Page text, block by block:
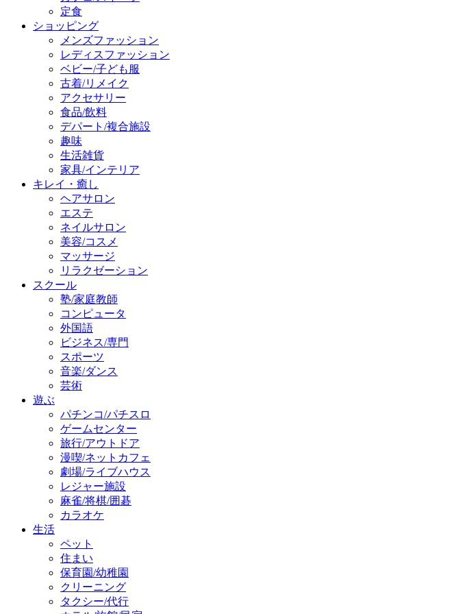
定食
ショッピング
メンズファッション
レディスファッション
ベビー/子ども服
古着/リメイク
アクセサリー
食品/飲料
デパート/複合施設
趣味
生活雑貨
家具/インテリア
キレイ・癒し
ヘアサロン
エステ
ネイルサロン
美容/コスメ
マッサージ
リラクゼーション
スクール
塾/家庭教師
コンピュータ
外国語
ビジネス/専門
スポーツ
音楽/ダンス
芸術
遊ぶ
パチンコ/パチスロ
ゲームセンター
旅行/アウトドア
漫喫/ネットカフェ
劇場/ライブハウス
レジャー施設
麻雀/将棋/囲碁
カラオケ
生活
ペット
住まい
保育園/幼稚園
クリーニング
タクシー/代行